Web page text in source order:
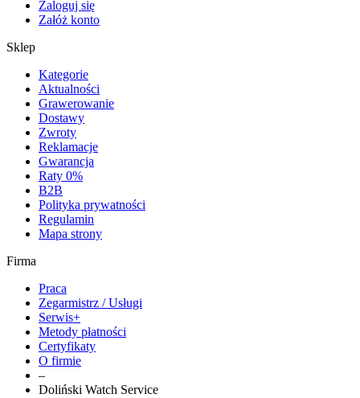
Zaloguj się
Załóż konto
Sklep
Kategorie
Aktualności
Grawerowanie
Dostawy
Zwroty
Reklamacje
Gwarancja
Raty 0%
B2B
Polityka prywatności
Regulamin
Mapa strony
Firma
Praca
Zegarmistrz / Usługi
Serwis+
Metody płatności
Certyfikaty
O firmie
–
Doliński Watch Service